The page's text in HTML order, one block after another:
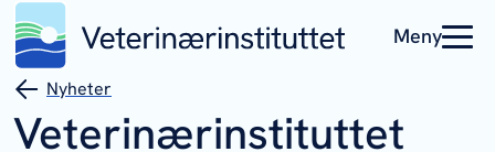
Meny
Nyheter
Veterinærinstituttet